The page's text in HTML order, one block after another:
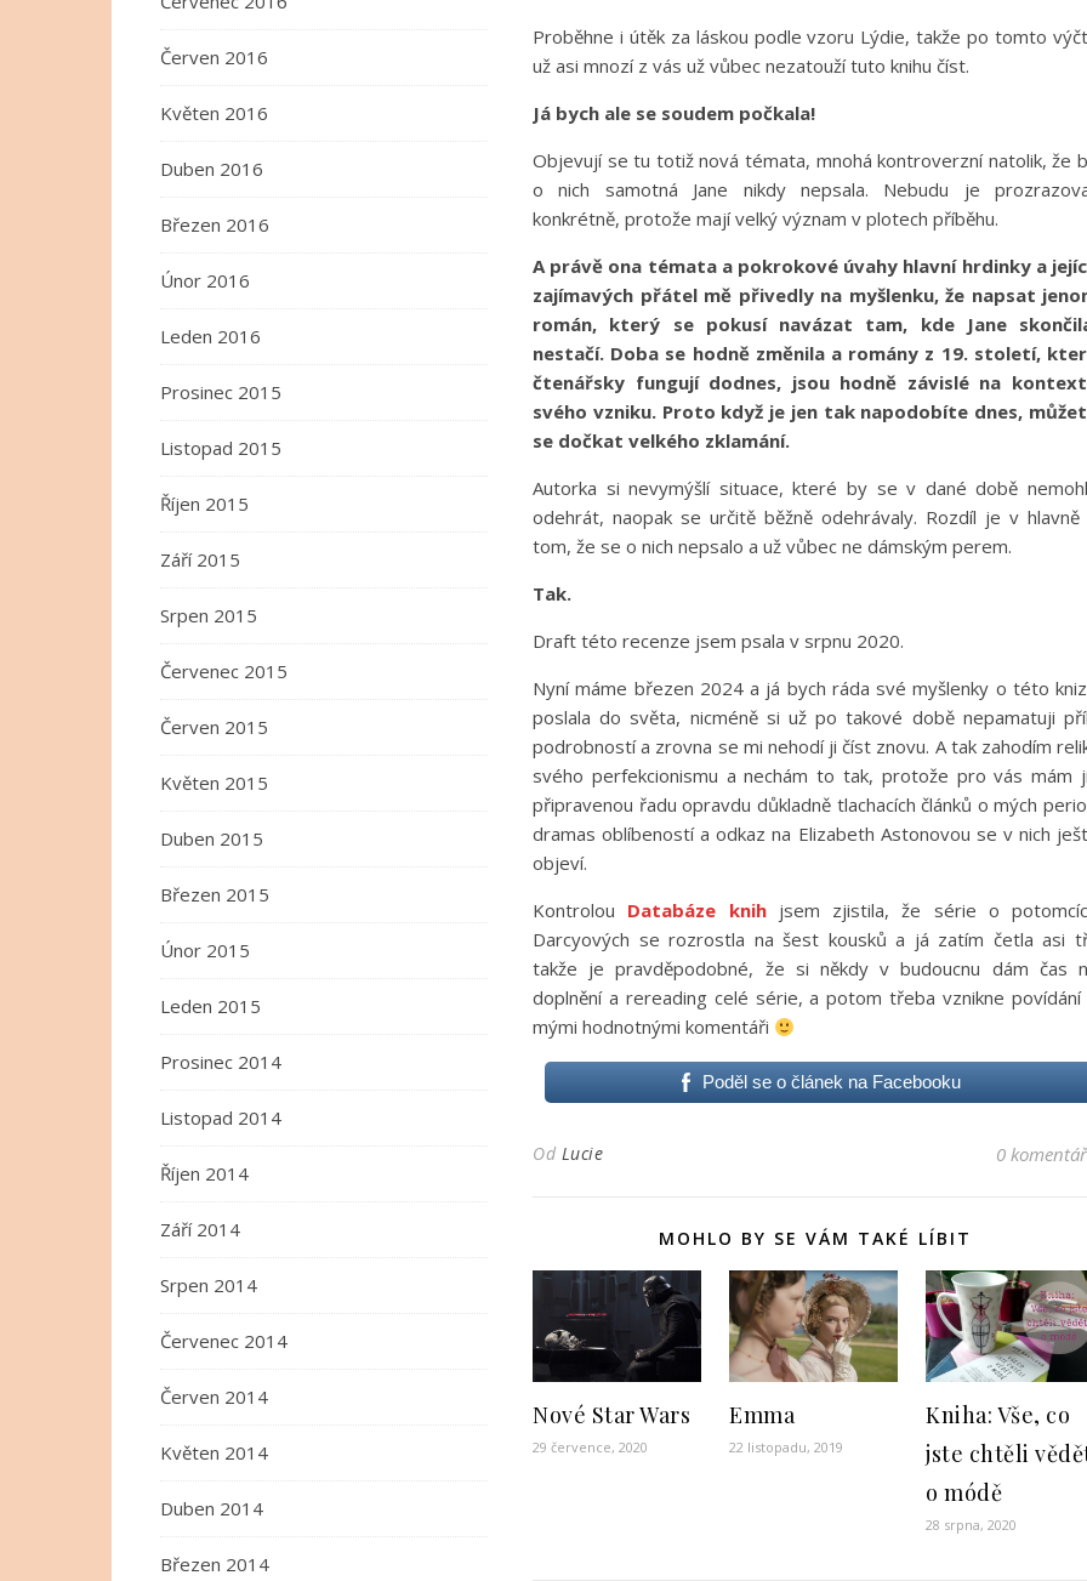
Červen 2016
Květen 2016
Duben 2016
Březen 2016
Únor 2016
Leden 2016
Prosinec 2015
Listopad 2015
Říjen 2015
Září 2015
Srpen 2015
Červenec 2015
Červen 2015
Květen 2015
Duben 2015
Březen 2015
Únor 2015
Leden 2015
Prosinec 2014
Listopad 2014
Říjen 2014
Září 2014
Srpen 2014
Červenec 2014
Červen 2014
Květen 2014
Duben 2014
Březen 2014
Proběhne i útěk za láskou podle vzoru Lýdie, takže po tomto
už asi mnozí z vás už vůbec nezatouží tuto knihu číst.
Já bych ale se soudem počkala!
Objevují se tu totiž nová témata, mnohá kontroverzní natolik, že
o nich samotná Jane nikdy nepsala. Nebudu je
konkrétně, protože mají velký význam v plotech příběhu.
A právě ona témata a pokrokové úvahy hlavní hrdinky a
zajímavých přátel mě přivedly na myšlenku, že napsat
román, který se pokusí navázat tam, kde Jane
nestačí. Doba se hodně změnila a romány z 19. století,
čtenářsky fungují dodnes, jsou hodně závislé na
svého vzniku. Proto když je jen tak napodobíte dnes,
se dočkat velkého zklamání.
Autorka si nevymýšlí situace, které by se v dané době
odehrát, naopak se určitě běžně odehrávaly. Rozdíl je v hlavně
tom, že se o nich nepsalo a už vůbec ne dámským perem.
Tak.
Draft této recenze jsem psala v srpnu 2020.
Nyní máme březen 2024 a já bych ráda své myšlenky o této
poslala do světa, nicméně si už po takové době nepamatuji
podrobností a zrovna se mi nehodí ji číst znovu. A tak zahodím
svého perfekcionismu a nechám to tak, protože pro vás mám
připravenou řadu opravdu důkladně tlachacích článků o mých
dramas oblíbeností a odkaz na Elizabeth Astonovou se v nich
objeví.
Kontrolou Databáze knihjsem zjistila, že série o
Darcyových se rozrostla na šest kousků a já zatím četla asi
takže je pravděpodobné, že si někdy v budoucnu dám čas
doplnění a rereading celé série, a potom třeba vznikne povídání
mými hodnotnými komentáři
Poděl se o článek na Facebooku
Od Lucie 0
MOHLO BY SE VÁM TAKÉ LÍBIT
Nové Star Wars
29 července, 2020
Emma
22 listopadu, 2019
Kniha: Vše, co
jste chtěli
o módě
28 srpna, 2020